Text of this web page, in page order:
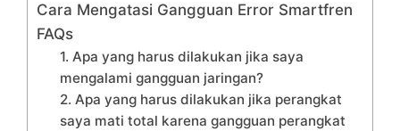
Cara Mengatasi Gangguan Error Smartfren
FAQs
1. Apa yang harus dilakukan jika saya
mengalami gangguan jaringan?
2. Apa yang harus dilakukan jika perangkat
saya mati total karena gangguan perangkat